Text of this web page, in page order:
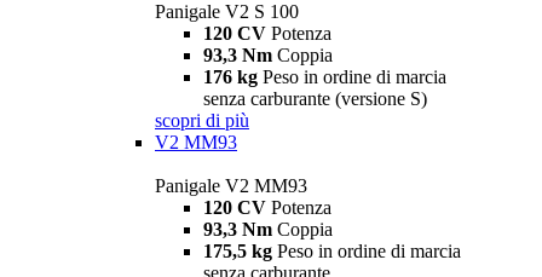
Panigale V2 S 100
120 CV Potenza
93,3 Nm Coppia
176 kg Peso in ordine di marcia
senza carburante (versione S)
scopri di più
V2 MM93
Panigale V2 MM93
120 CV Potenza
93,3 Nm Coppia
175,5 kg Peso in ordine di marcia
senza carburante